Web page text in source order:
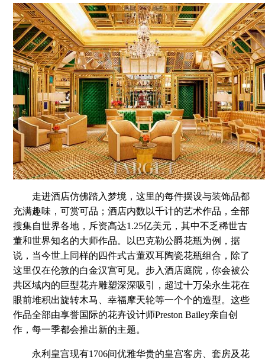
走进酒店仿佛踏入梦境，这里的每件摆设与装饰品都
充满趣味，可赏可品；酒店内数以千计的艺术作品，全部
搜集自世界各地，斥资高达1.25亿美元，其中不乏稀世古
董和世界知名的大师作品。以巴克勒公爵花瓶为例，据
说，当今世上同样的四件式古董双耳陶瓷花瓶组合，除了
这里仅在伦敦的白金汉宫可见。步入酒店庭院，你会被公
共区域内的巨型花卉雕塑深深吸引，超过十万朵永生花在
眼前堆积出旋转木马、幸福摩天轮等一个个的造型。这些
作品全部由享誉国际的花卉设计师Preston Bailey亲自创
作，每一季都会推出新的主题。
永利皇宫现有1706间优雅华贵的皇宫客房、套房及花